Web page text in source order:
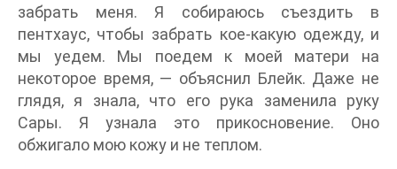
забрать меня. Я собираюсь съездить в
пентхаус, чтобы забрать кое-какую одежду, и
мы уедем. Мы поедем к моей матери на
некоторое время, — объяснил Блейк. Даже не
глядя, я знала, что его рука заменила руку
Сары. Я узнала это прикосновение. Оно
обжигало мою кожу и не теплом.